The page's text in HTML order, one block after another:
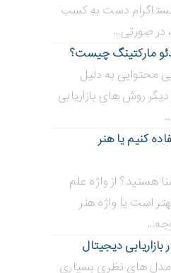
دست به کسب
در صورتی...
مارکتینگ چیست؟
محتوایی به دلیل
روش های بازاریابی
کنیم یا هنر
هستید؟ از واژه علم
است یا واژه هنر
مدل های نظری بسیاری